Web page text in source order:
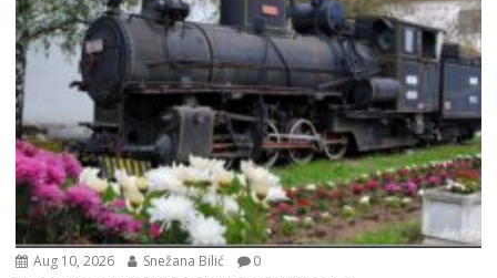
Aug 10, 2026 Snežana Bilić 0